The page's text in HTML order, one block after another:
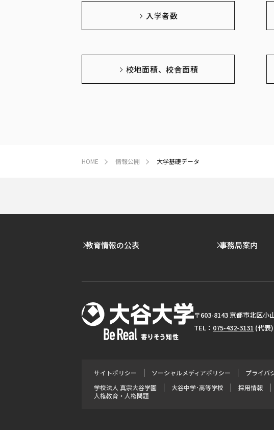
入学者数
校地面積、校舎面積
HOME 情報公開 大学基礎データ
教育情報の公表 事務局案内
〒603-8143 京都市北区小
TEL： 075-432-3131 (代表)
サイトポリシー ソーシャルメディアポリシー プライバ
学校法人 真宗大谷学園
大谷中学･高等学校 採用情報
人権教育・人権問題